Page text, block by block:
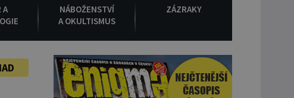
A
NÁBOŽENSTVÍ
A OKULTISMUS
ZÁZRAKY